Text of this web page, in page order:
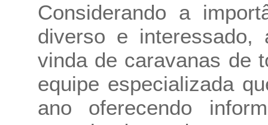
Considerando a
diverso e
vinda de caravanas de
equipe especializada
ano oferecendo